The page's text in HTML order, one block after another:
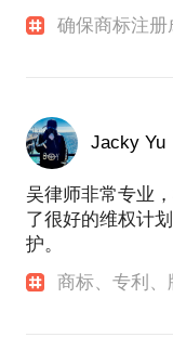
确保商标注
Jacky Yu
吴律师非常专业
了很好的维权计
护。
商标、专利、